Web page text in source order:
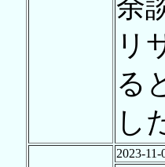
余
リ
る
し
2023-11-